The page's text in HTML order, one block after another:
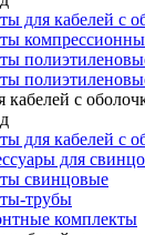
для кабелей с
с
для кабелей с
для
свинцовые
трубы
комплекты